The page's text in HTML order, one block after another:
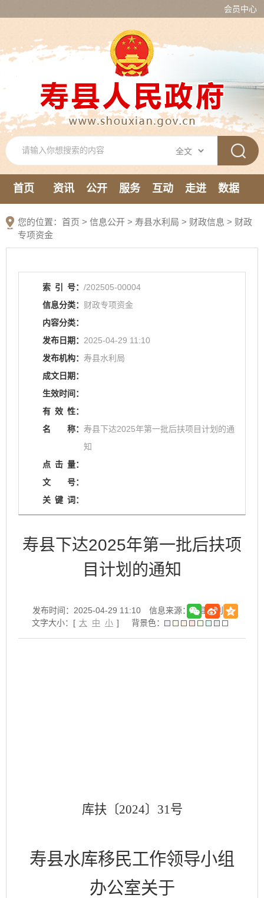
会员中心
首页 资讯 公开 服务 互动 走进
数据
您的位置： 首页 > 信息公开 > 寿县水利局 > 财政信息 > 财政
专项资金
索 引 号： /202505-00004
信息分类： 财政专项资金
内容分类：
发布日期： 2025-04-29 11:10
发布机构： 寿县水利局
成文日期：
生效时间：
有 效 性：
名
称： 寿县下达2025年第一批后扶项目计划的通
知
点 击 量：
文
号：
关 键 词：
寿县下达2025年第一批后扶项
目计划的通知
发布时间：2025-04-29 11:10
信息来源：寿县水利局
文字大小：[ 大 中 小 ] 背景色：
库扶〔2024〕 31号
寿县水库移民工作领导小组
办公室关于